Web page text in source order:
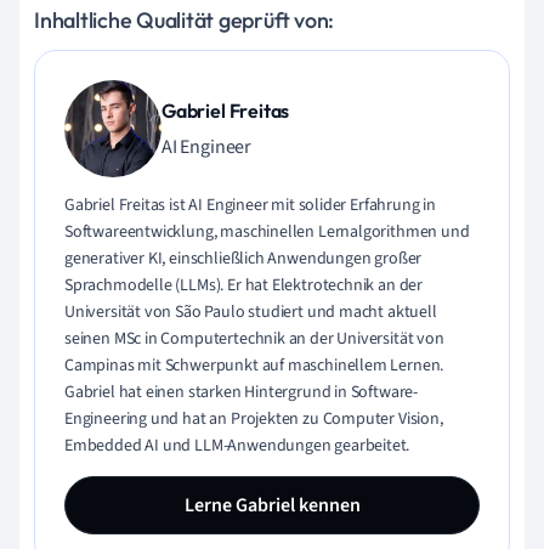
Inhaltliche Qualität geprüft von:
Gabriel Freitas
AI Engineer
Gabriel Freitas ist AI Engineer mit solider Erfahrung in
Softwareentwicklung, maschinellen Lernalgorithmen und
generativer KI, einschließlich Anwendungen großer
Sprachmodelle (LLMs). Er hat Elektrotechnik an der
Universität von São Paulo studiert und macht aktuell
seinen MSc in Computertechnik an der Universität von
Campinas mit Schwerpunkt auf maschinellem Lernen.
Gabriel hat einen starken Hintergrund in Software-
Engineering und hat an Projekten zu Computer Vision,
Embedded AI und LLM-Anwendungen gearbeitet.
Lerne Gabriel kennen